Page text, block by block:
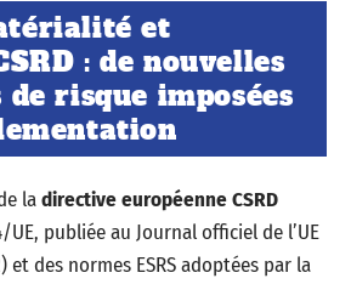
et
: de nouvelles
risque imposées
ladirective européenne CSRD
publiée au Journal officiel de l’UE
et des normes ESRS adoptées par la